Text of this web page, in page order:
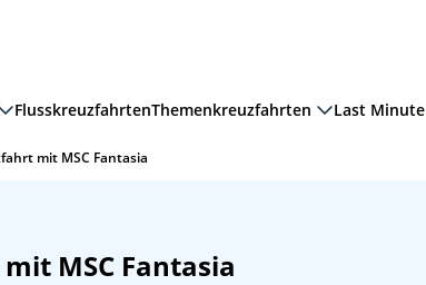
FlusskreuzfahrtenThemenkreuzfahrten Last Minute
mit MSC Fantasia
MSC Fantasia